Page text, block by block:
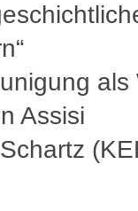
als
Assisi